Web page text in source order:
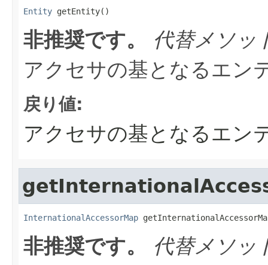
Entity getEntity()
非推奨です。
代替メソッ
アクセサの基となるエン
戻り値:
アクセサの基となるエン
InternationalAccessorMap
非推奨です。
代替メソッ